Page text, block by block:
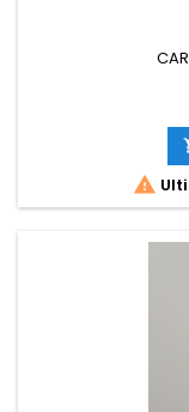
